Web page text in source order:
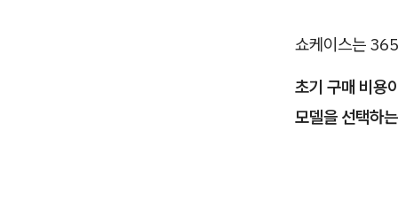
쇼케이스는
초기 구매 비용
모델을 선택하